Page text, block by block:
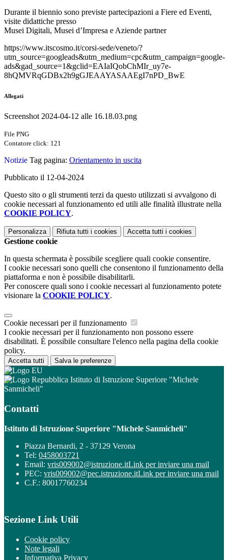
Durante il biennio sono previste partecipazioni a Fiere ed Eventi,
visite didattiche presso
Musei Digitali, Musei d’Impresa e Aziende partner
https://www.itscosmo.it/corsi-sede/veneto/?
utm_source=googleads&utm_medium=cpc&utm_campaign=google-
ads&gad_source=1&gclid=EAIaIQobChMIr_uy7e-
8hQMVRqGDBx2h9gGJEAAYASAAEgI7nPD_BwE
Allegati
Screenshot 2024-04-12 alle 16.18.03.png
File PNG
Contatore click: 121
Notizie Tag pagina: Orientamento in uscita
Pubblicato il 12-04-2024
Questo sito o gli strumenti terzi da questo utilizzati si avvalgono di
cookie necessari al funzionamento ed utili alle finalità illustrate nella
COOKIE POLICY.
Personalizza Rifiuta tutti i cookies Accetta tutti i cookies
Gestione cookie
In questa schermata è possibile scegliere quali cookie consentire.
I cookie necessari sono quelli che consentono il funzionamento della
piattaforma e non è possibile disabilitarli.
Per conoscere quali sono i cookie necessari al funzionamento potete
visionare la COOKIE POLICY.
Cookie necessari per il funzionamento
I cookie necessari per il funzionamento non possono essere
disabilitati. È possibile consultare l'elenco nella pagina della cookie
policy.
Accetta tutti Salva le preferenze
Istituto di Istruzione Superiore "Michele
Sanmicheli"
Contatti
Istituto di Istruzione Superiore "Michele Sanmicheli"
Piazza Bernardi, 2 - 37129 Verona
Tel: 0458003721
Email: vris009002@istruzione.itLink per inviare una mail
PEC: vris009002@pec.istruzione.itLink per inviare una mail
C.F.: 80017760234
Sezione Link Utili
Cookie policy
Note legali
Informativa Privacy